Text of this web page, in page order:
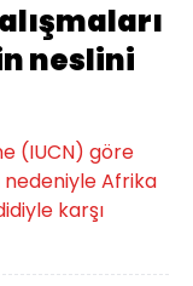
neslini
(IUCN) göre
nedeniyle Afrika
karşı